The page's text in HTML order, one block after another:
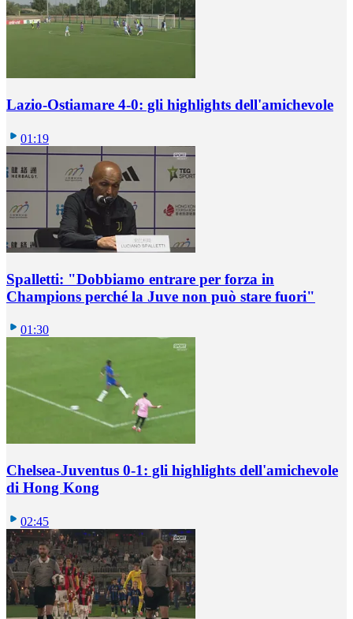
Lazio-Ostiamare 4-0: gli highlights dell'amichevole
01:19
Spalletti: "Dobbiamo entrare per forza in
Champions perché la Juve non può stare fuori"
01:30
Chelsea-Juventus 0-1: gli highlights dell'amichevole
di Hong Kong
02:45